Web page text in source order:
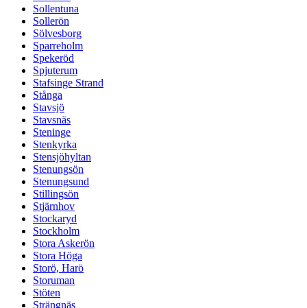
Sollentuna
Sollerön
Sölvesborg
Sparreholm
Spekeröd
Spjuterum
Stafsinge Strand
Stånga
Stavsjö
Stavsnäs
Steninge
Stenkyrka
Stensjöhyltan
Stenungsön
Stenungsund
Stillingsön
Stjärnhov
Stockaryd
Stockholm
Stora Askerön
Stora Höga
Storö, Harö
Storuman
Stöten
Strängnäs